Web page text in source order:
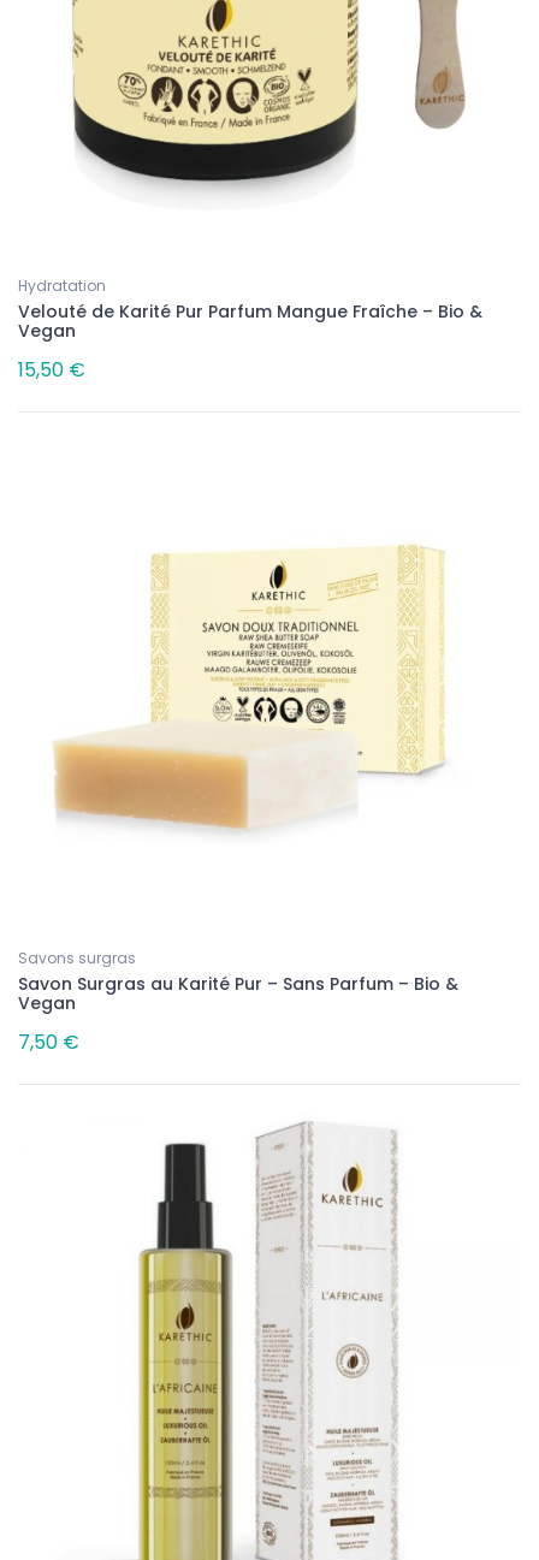
Hydratation
Velouté de Karité Pur Parfum Mangue Fraîche – Bio &
Vegan
15,50 €
Savons surgras
Savon Surgras au Karité Pur – Sans Parfum – Bio &
Vegan
7,50 €